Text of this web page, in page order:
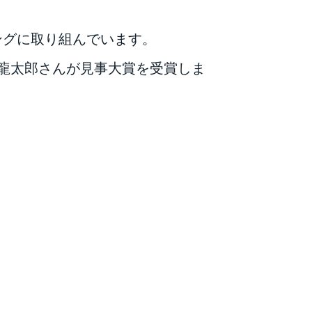
に取り組んでいます。
太郎さんが見事大賞を受賞しま